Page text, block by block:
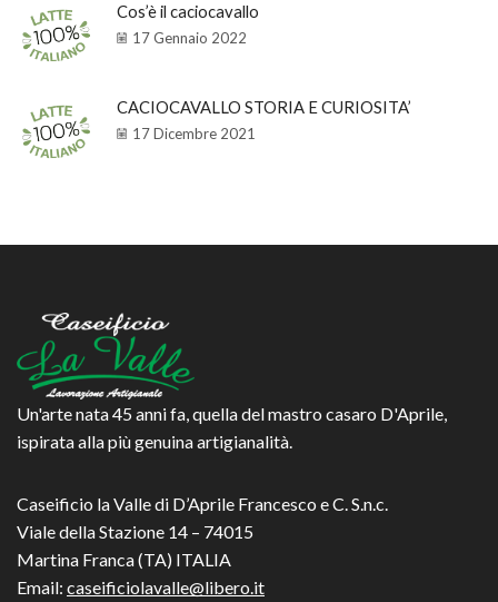
Cos’è il caciocavallo
17 Gennaio 2022
CACIOCAVALLO STORIA E CURIOSITA’
17 Dicembre 2021
Un'arte nata 45 anni fa, quella del mastro casaro D'Aprile,
ispirata alla più genuina artigianalità.
Caseificio la Valle di D’Aprile Francesco e C. S.n.c.
Viale della Stazione 14 – 74015
Martina Franca (TA) ITALIA
Email: caseificiolavalle@libero.it